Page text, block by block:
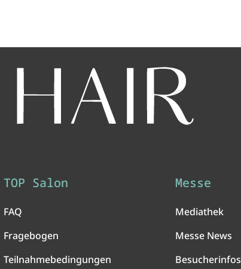
TOP Salon
FAQ
Fragebogen
Teilnahmebedingungen
Messe
Mediathek
Messe News
Besucherinfos